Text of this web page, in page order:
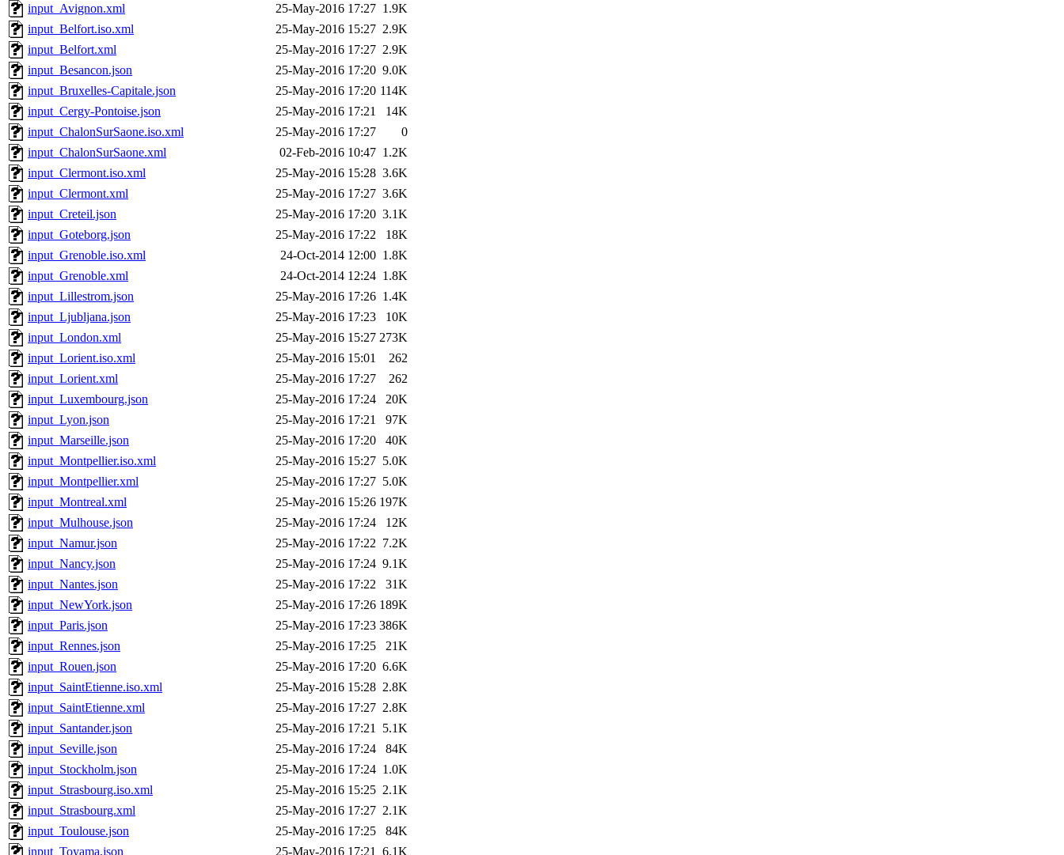
input_Avignon.xml
25-May-2016 17:27 1.9K
input_Belfort.iso.xml
25-May-2016 15:27 2.9K
input_Belfort.xml
25-May-2016 17:27 2.9K
input_Besancon.json
25-May-2016 17:20 9.0K
input_Bruxelles-Capitale.json
25-May-2016 17:20 114K
input_Cergy-Pontoise.json
25-May-2016 17:21
14K
input_ChalonSurSaone.iso.xml
25-May-2016 17:27
0
input_ChalonSurSaone.xml
02-Feb-2016 10:47 1.2K
input_Clermont.iso.xml
25-May-2016 15:28 3.6K
input_Clermont.xml
25-May-2016 17:27 3.6K
input_Creteil.json
25-May-2016 17:20 3.1K
input_Goteborg.json
25-May-2016 17:22
18K
input_Grenoble.iso.xml
24-Oct-2014 12:00 1.8K
input_Grenoble.xml
24-Oct-2014 12:24 1.8K
input_Lillestrom.json
25-May-2016 17:26 1.4K
input_Ljubljana.json
25-May-2016 17:23
10K
input_London.xml
25-May-2016 15:27 273K
input_Lorient.iso.xml
25-May-2016 15:01
262
input_Lorient.xml
25-May-2016 17:27
262
input_Luxembourg.json
25-May-2016 17:24
20K
input_Lyon.json
25-May-2016 17:21
97K
input_Marseille.json
25-May-2016 17:20
40K
input_Montpellier.iso.xml
25-May-2016 15:27 5.0K
input_Montpellier.xml
25-May-2016 17:27 5.0K
input_Montreal.xml
25-May-2016 15:26 197K
input_Mulhouse.json
25-May-2016 17:24
12K
input_Namur.json
25-May-2016 17:22 7.2K
input_Nancy.json
25-May-2016 17:24 9.1K
input_Nantes.json
25-May-2016 17:22
31K
input_NewYork.json
25-May-2016 17:26 189K
input_Paris.json
25-May-2016 17:23 386K
input_Rennes.json
25-May-2016 17:25
21K
input_Rouen.json
25-May-2016 17:20 6.6K
input_SaintEtienne.iso.xml
25-May-2016 15:28 2.8K
input_SaintEtienne.xml
25-May-2016 17:27 2.8K
input_Santander.json
25-May-2016 17:21 5.1K
input_Seville.json
25-May-2016 17:24
84K
input_Stockholm.json
25-May-2016 17:24 1.0K
input_Strasbourg.iso.xml
25-May-2016 15:25 2.1K
input_Strasbourg.xml
25-May-2016 17:27 2.1K
input_Toulouse.json
25-May-2016 17:25
84K
input_Toyama.json
25-May-2016 17:21 6.1K